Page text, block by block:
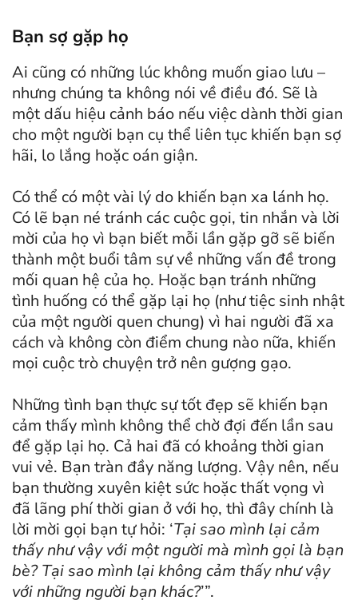
Bạn sợ gặp họ
Ai cũng có những lúc không muốn giao lưu –
nhưng chúng ta không nói về điều đó. Sẽ là
một dấu hiệu cảnh báo nếu việc dành thời gian
cho một người bạn cụ thể liên tục khiến bạn sợ
hãi, lo lắng hoặc oán giận.
Có thể có một vài lý do khiến bạn xa lánh họ.
Có lẽ bạn né tránh các cuộc gọi, tin nhắn và lời
mời của họ vì bạn biết mỗi lần gặp gỡ sẽ biến
thành một buổi tâm sự về những vấn đề trong
mối quan hệ của họ. Hoặc bạn tránh những
tình huống có thể gặp lại họ (như tiệc sinh nhật
của một người quen chung) vì hai người đã xa
cách và không còn điểm chung nào nữa, khiến
mọi cuộc trò chuyện trở nên gượng gạo.
Những tình bạn thực sự tốt đẹp sẽ khiến bạn
cảm thấy mình không thể chờ đợi đến lần sau
để gặp lại họ. Cả hai đã có khoảng thời gian
vui vẻ. Bạn tràn đầy năng lượng. Vậy nên, nếu
bạn thường xuyên kiệt sức hoặc thất vọng vì
đã lãng phí thời gian ở với họ, thì đây chính là
lời mời gọi bạn tự hỏi: ‘Tại sao mình lại cảm
thấy như vậy với một người mà mình gọi là bạn
bè? Tại sao mình lại không cảm thấy như vậy
với những người bạn khác?’”.